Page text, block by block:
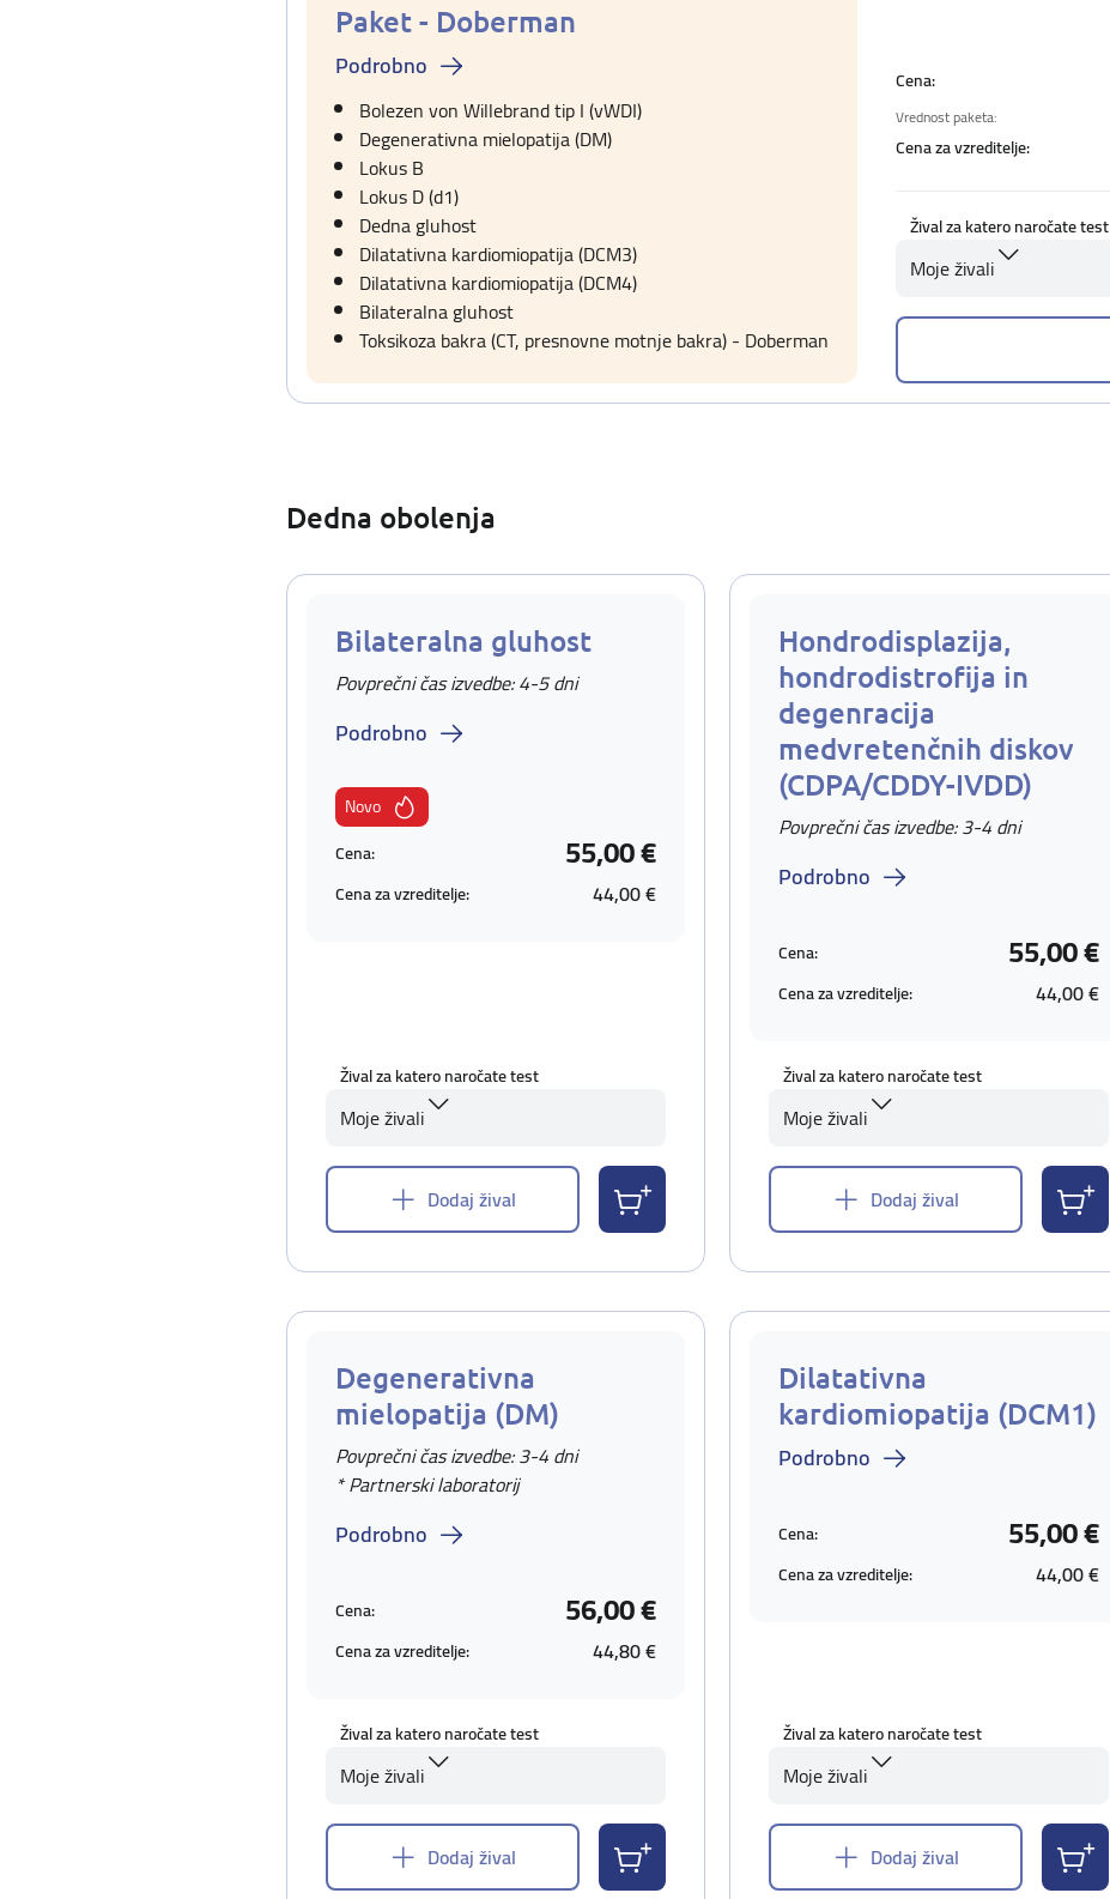
Paket - Doberman
Podrobno
Bolezen von Willebrand tip I (vWDI)
Degenerativna mielopatija (DM)
Lokus B
Lokus D (d1)
Dedna gluhost
Dilatativna kardiomiopatija (DCM3)
Dilatativna kardiomiopatija (DCM4)
Bilateralna gluhost
Toksikoza bakra (CT, presnovne motnje bakra) - Doberman
Cena:
Vrednost paketa:
Cena za vzreditelje:
Žival za katero naročate test
Moje živali
Dedna obolenja
Bilateralna gluhost
Povprečni čas izvedbe: 4-5 dni
Podrobno
Novo
Cena:
55,00 €
Cena za vzreditelje: 44,00 €
Žival za katero naročate test
Moje živali
Dodaj žival
Hondrodisplazija,
hondrodistrofija in
degenracija
medvretenčnih diskov
(CDPA/CDDY-IVDD)
Povprečni čas izvedbe: 3-4 dni
Podrobno
Cena: 55,00 €
Cena za vzreditelje: 44,00 €
Žival za katero naročate test
Moje živali
Dodaj žival
Degenerativna
mielopatija (DM)
Povprečni čas izvedbe: 3-4 dni
* Partnerski laboratorij
Podrobno
Cena: 56,00 €
Cena za vzreditelje: 44,80 €
Žival za katero naročate test
Moje živali
Dodaj žival
Dilatativna
kardiomiopatija (DCM1)
Podrobno
Cena: 55,00 €
Cena za vzreditelje: 44,00 €
Žival za katero naročate test
Moje živali
Dodaj žival